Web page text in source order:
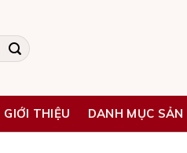
GIỚI THIỆU DANH MỤC SẢN